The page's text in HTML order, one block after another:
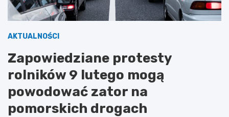
AKTUALNOŚCI
Zapowiedziane protesty
rolników 9 lutego mogą
powodować zator na
pomorskich drogach